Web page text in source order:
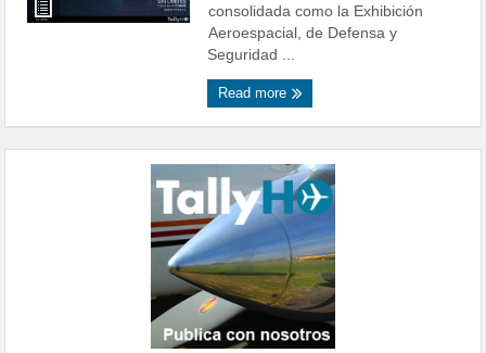
consolidada como la Exhibición
Aeroespacial, de Defensa y
Seguridad ...
Read more